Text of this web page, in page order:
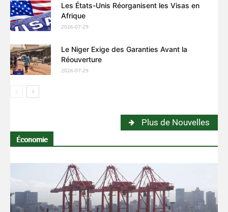
Les États-Unis Réorganisent les Visas en
Afrique
2026-07-29
Le Niger Exige des Garanties Avant la
Réouverture
2026-07-29
Plus de Nouvelles
Économie